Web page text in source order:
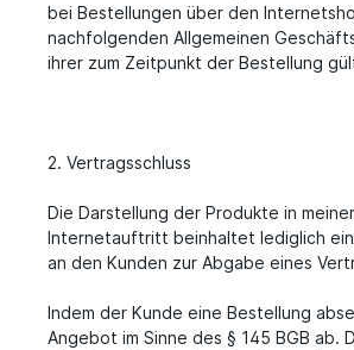
bei Bestellungen über den
nachfolgenden Allgemeinen
ihrer zum Zeitpunkt der Bestellung
2. Vertragsschluss
Die Darstellung der Produkte in
Internetauftritt beinhaltet lediglich
an den Kunden zur Abgabe eines
Indem der Kunde eine Bestellung
Angebot im Sinne des § 145 BGB ab.